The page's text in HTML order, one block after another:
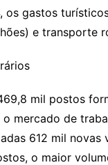
gastos
e transporte
mil postos
mercado de
612 mil
o maior